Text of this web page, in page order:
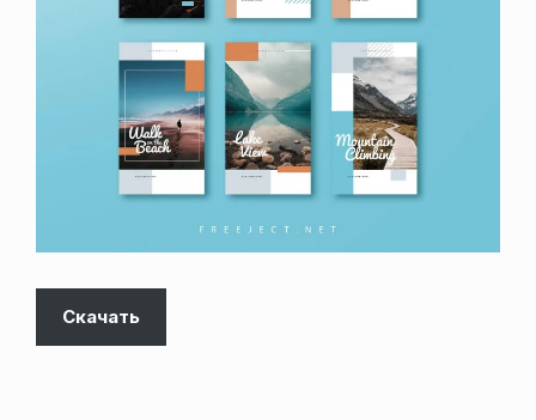
Скачать